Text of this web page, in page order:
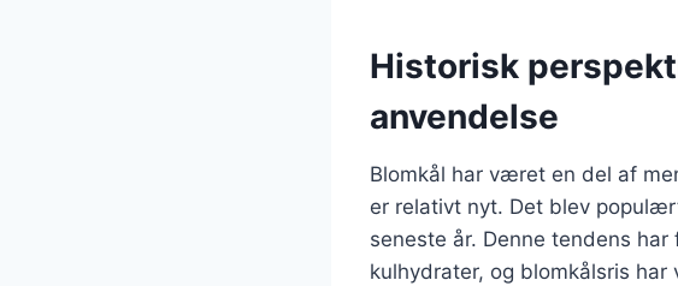
Historisk
anvendelse
Blomkål har været en del af
er relativt nyt. Det blev
seneste år. Denne tendens
kulhydrater, og blomkålsris